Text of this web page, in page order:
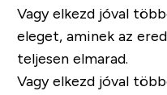
Vagy elkezd jóval
eleget, aminek az
teljesen elmarad.
Vagy elkezd jóval